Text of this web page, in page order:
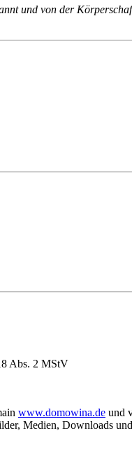
die UNESCO
| Ptači
fester
Kindergärten tragen sie die
die in der Regel ein
Elementen und Revue.
entwickelte,
und von der
Abs. 2 MStV
www.domowina.de und
Medien, Downloads